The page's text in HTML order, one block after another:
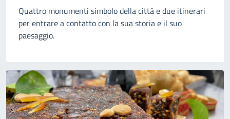
Quattro monumenti simbolo della città e due itinerari
per entrare a contatto con la sua storia e il suo
paesaggio.